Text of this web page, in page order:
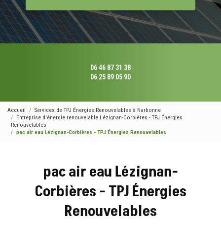
06 46 87 31 38
06 25 89 05 90
Accueil
Services de TPJ Énergies Renouvelables à Narbonne
Entreprise d'énergie renouvelable Lézignan-Corbières - TPJ Énergies
Renouvelables
pac air eau Lézignan-Corbières - TPJ Énergies Renouvelables
pac air eau Lézignan-
Corbières - TPJ Énergies
Renouvelables